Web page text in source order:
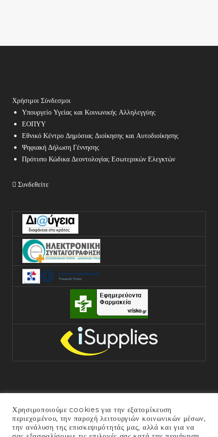
Χρήσιμοι Σύνδεσμοι
Υπουργείο Υγείας και Κοινωνικής Αλληλεγγύης
ΕΟΠΥΥ
Εθνικό Κέντρο Δημόσιας Διοίκησης και Αυτοδιοίκησης
Ψηφιακή Δήλωση Γέννησης
Πρότυπο Κώδικα Δεοντολογίας Εσωτερικών Ελεγκτών
Συνδεθείτε
COPYRIGHT © 2025 ΓΕΝΙΚΌ ΝΟΣΟΚΟΜΕΊΟ ΆΡΤΑΣ. ALL RIGHTS
Χρησιμοποιούμε cookies για την εξατομίκευση
περιεχομένου, την παροχή λειτουργιών κοινωνικών μέσων,
την ανάλυση της επισκεψιμότητάς μας, αλλά και για να